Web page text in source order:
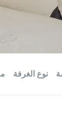
نوع الغرفة